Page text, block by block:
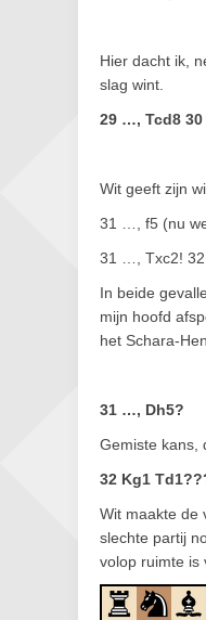
Hier dacht ik,
slag wint.
29 …, Tcd8 30
Wit geeft zijn
31 …, f5 (nu
31 …, Txc2! 32
In beide
mijn hoofd
het Schara-
31 …, Dh5?
Gemiste kans,
32 Kg1
Wit maakte de
slechte partij
volop ruimte is